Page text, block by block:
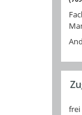
frei